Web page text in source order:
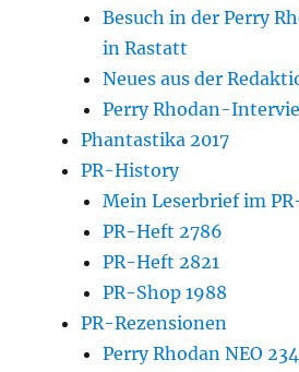
Besuch in der Perry
in Rastatt
Neues aus der
Perry Rhodan-
Phantastika 2017
PR-History
Mein Leserbrief im
PR-Heft 2786
PR-Heft 2821
PR-Shop 1988
PR-Rezensionen
Perry Rhodan NEO